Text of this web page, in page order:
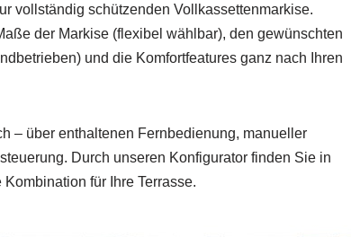
vollständig schützenden Vollkassettenmarkise.
der Markise (flexibel wählbar), den gewünschten
und die Komfortfeatures ganz nach Ihren
– über enthaltenen Fernbedienung, manueller
Durch unseren Konfigurator finden Sie in
für Ihre Terrasse.